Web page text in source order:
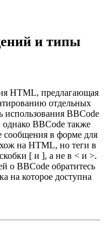
и типы
HTML, предлагающая
отдельных
использования BBCode
однако BBCode также
сообщения в форме для
на HTML, но теги в
[ и ], а не в < и >.
о BBCode обратитесь
на которое доступна